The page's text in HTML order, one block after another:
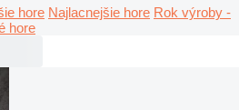
hore Najlacnejšie hore Rok výroby -
hore